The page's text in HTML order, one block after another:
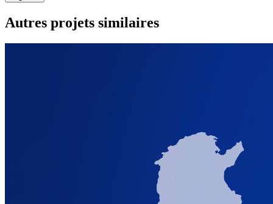
Autres projets similaires